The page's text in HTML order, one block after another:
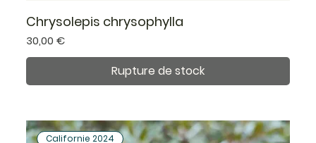
Chrysolepis chrysophylla
Prix
30,00 €
Rupture de stock
Californie 2024